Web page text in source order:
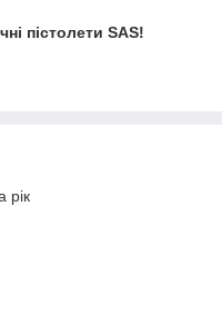
пістолети SAS!
рік